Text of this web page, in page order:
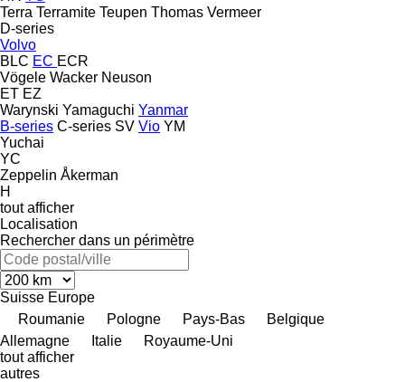
Terra Terramite Teupen Thomas Vermeer
D-series
Volvo
BLC EC ECR
Vögele Wacker Neuson
ET EZ
Warynski Yamaguchi Yanmar
B-series C-series SV Vio YM
Yuchai
YC
Zeppelin Åkerman
H
tout afficher
Localisation
Rechercher dans un périmètre
Suisse Europe
Roumanie
Pologne Pays-Bas
Belgique
Allemagne
Italie
Royaume-Uni
tout afficher
autres